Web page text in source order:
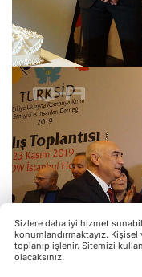
Sizlere daha iyi hizmet
konumlandırmaktayız. Kişisel
toplanıp işlenir. Sitemizi
olacaksınız.